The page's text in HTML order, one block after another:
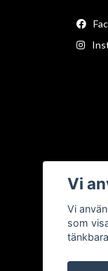
Vi
Vi
som